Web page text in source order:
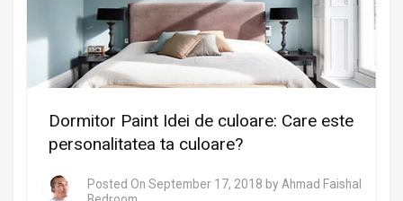
Dormitor Paint Idei de culoare: Care este
personalitatea ta culoare?
Posted On September 17, 2018 by Ahmad Faishal